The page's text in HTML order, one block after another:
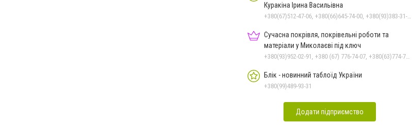
Куракіна Ірина Васильівна
Сучасна покрівля, покрівельні роботи та
матеріали у Миколаєві під ключ
Блік - новинний таблоїд України
+380(99)489-93-31
Додати підприємство